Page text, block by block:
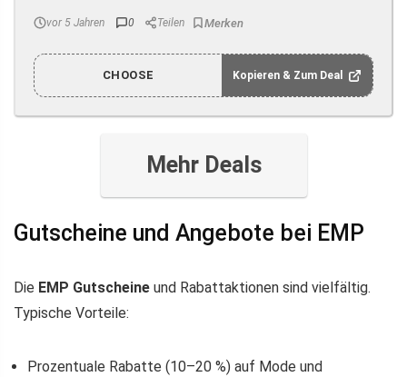
vor 5 Jahren 0 Teilen
CHOOSE Kopieren & Zum Deal
Mehr Deals
Gutscheine und Angebote bei EMP
Die EMP Gutscheine und Rabattaktionen sind vielfältig.
Typische Vorteile:
Prozentuale Rabatte (10–20 %) auf Mode und